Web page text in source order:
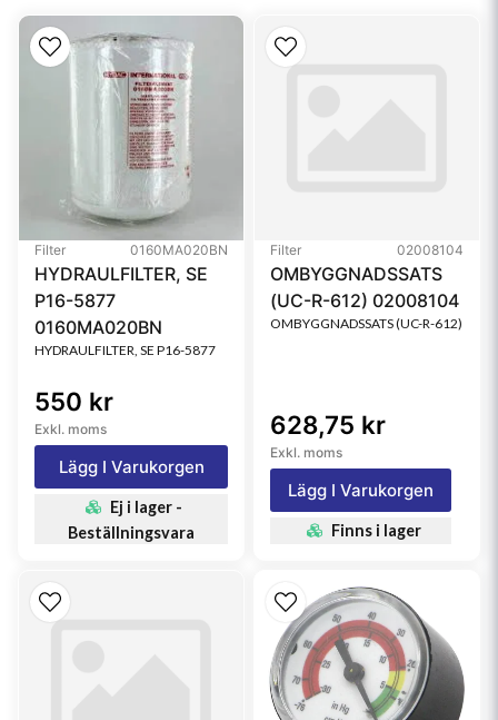
Type
Style Cartridge
Filter 0160MA020BN
HYDRAULFILTER, SE
P16-5877
0160MA020BN
HYDRAULFILTER, SE P16-5877
550 kr
Exkl. moms
Lägg I Varukorgen
Ej i lager -
Beställningsvara
Filter 02008104
OMBYGGNADSSATS
(UC-R-612) 02008104
OMBYGGNADSSATS (UC-R-612)
628,75 kr
Exkl. moms
Lägg I Varukorgen
Finns i lager